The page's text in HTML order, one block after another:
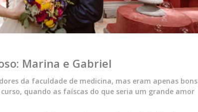
Marina e Gabriel
da faculdade de medicina, mas eram apenas bons
quando as faíscas do que seria um grande amor